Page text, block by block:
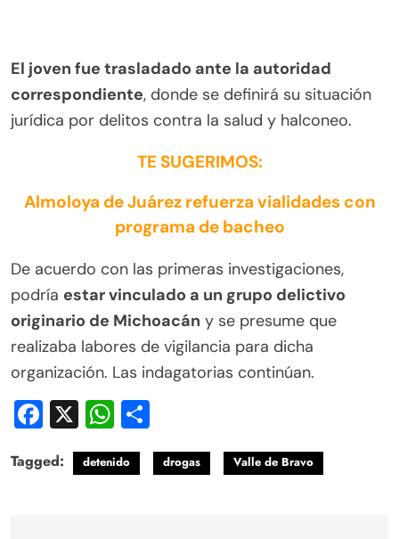
El joven fue trasladado ante la autoridad
correspondiente, donde se definirá su situación
jurídica por delitos contra la salud y halconeo.
TE SUGERIMOS:
Almoloya de Juárez refuerza vialidades con
programa de bacheo
De acuerdo con las primeras investigaciones,
podría estar vinculado a un grupo delictivo
originario de Michoacán y se presume que
realizaba labores de vigilancia para dicha
organización. Las indagatorias continúan.
Facebook
X WhatsApp
Tagged: detenido drogas Valle de Bravo